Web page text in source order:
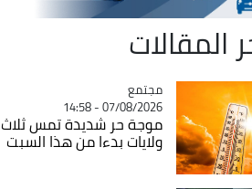
المقالات
Catégorie
مجتمع
07/08/2026 - 14:58
موجة حر شديدة تمس ثلاث
ولايات بدءا من هذا السبت